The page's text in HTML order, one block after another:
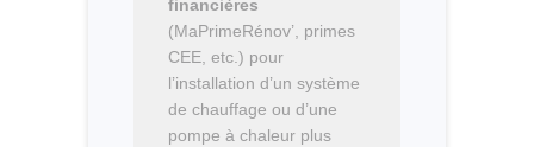
financières
(MaPrimeRénov’, primes
CEE, etc.) pour
l’installation d’un système
de chauffage ou d’une
pompe à chaleur plus